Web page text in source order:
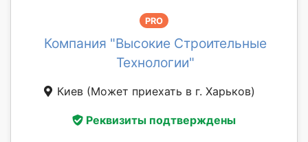
PRO
Компания "Высокие Строительные
Технологии"
Киев (Может приехать в г. Харьков)
Реквизиты подтверждены